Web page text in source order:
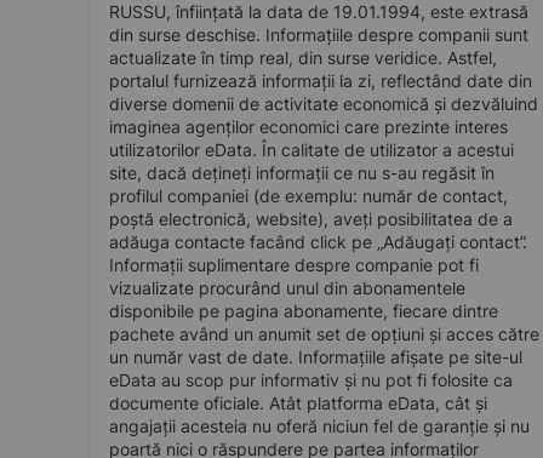
RUSSU, înființată la data de 19.01.1994, este extrasă
din surse deschise. Informațiile despre companii sunt
actualizate în timp real, din surse veridice. Astfel,
portalul furnizează informații la zi, reflectând date din
diverse domenii de activitate economică și dezvăluind
imaginea agenților economici care prezinte interes
utilizatorilor eData. În calitate de utilizator a acestui
site, dacă dețineți informații ce nu s-au regăsit în
profilul companiei (de exemplu: număr de contact,
poștă electronică, website), aveți posibilitatea de a
adăuga contacte facând click pe „Adăugați contact”.
Informații suplimentare despre companie pot fi
vizualizate procurând unul din abonamentele
disponibile pe pagina abonamente, fiecare dintre
pachete având un anumit set de opțiuni și acces către
un număr vast de date. Informațiile afișate pe site-ul
eData au scop pur informativ și nu pot fi folosite ca
documente oficiale. Atât platforma eData, cât și
angajații acesteia nu oferă niciun fel de garanție și nu
poartă nici o răspundere pe partea informaților